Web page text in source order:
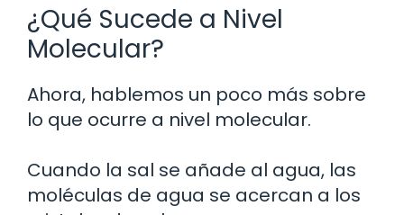
¿Qué Sucede a Nivel
Molecular?
Ahora, hablemos un poco más sobre
lo que ocurre a nivel molecular.
Cuando la sal se añade al agua, las
moléculas de agua se acercan a los